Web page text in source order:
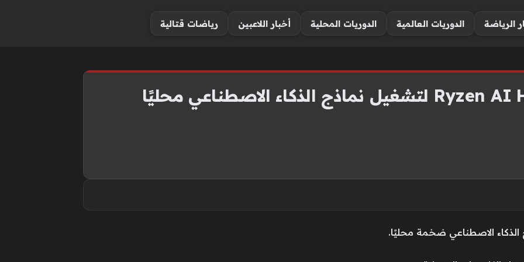
الرياضة الدوريات العالمية الدوريات المحلية أخبار اللاعبين رياضات قتالية